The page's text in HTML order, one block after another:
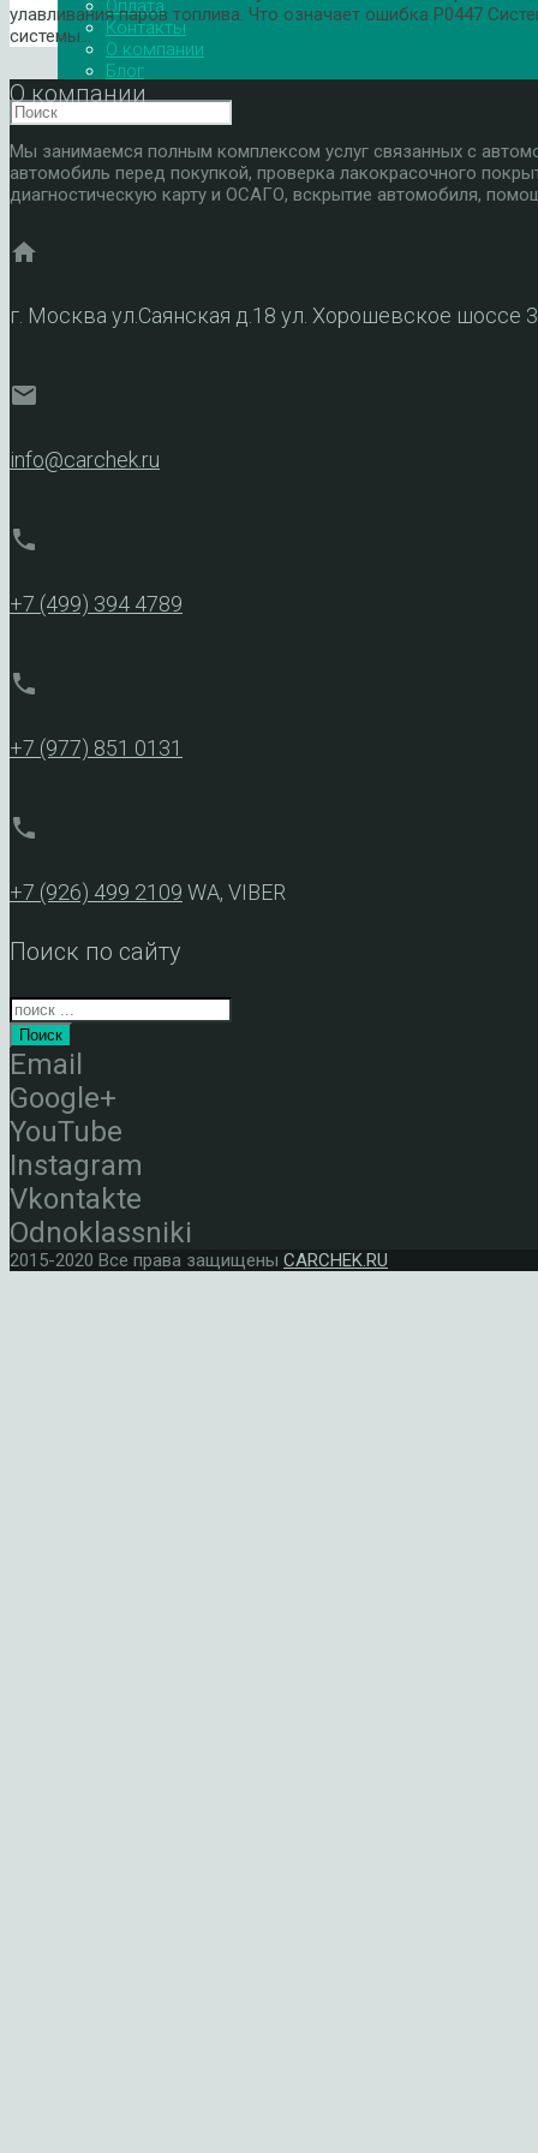
Оплата
Контакты
О компании
Блог
улавливания паров топлива. Что означает ошибка P0447
системы…
О компании
Мы занимаемся полным комплексом услуг связанных с
автомобиль перед покупкой, проверка лакокрасочного
диагностическую карту и ОСАГО, вскрытие автомобиля,
home
г. Москва ул.Саянская д.18 ул. Хорошевское шоссе
mail
info@carchek.ru
phone
+7 (499) 394 4789
phone
+7 (977) 851 0131
phone
+7 (926) 499 2109 WA, VIBER
Поиск по сайту
Поиск
Email
Google+
YouTube
Instagram
Vkontakte
Odnoklassniki
2015-2020 Все права защищены CARCHEK.RU